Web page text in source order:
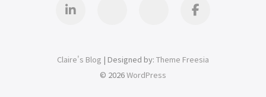
Linkedin iThomeFacebook
Claire's Blog | Designed by: Theme Freesia
© 2026WordPress